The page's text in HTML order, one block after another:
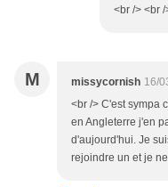
<br /> <br /
M missycornish 16/
<br /> C'est sympa
en Angleterre j'en
d'aujourd'hui. Je
rejoindre un et je